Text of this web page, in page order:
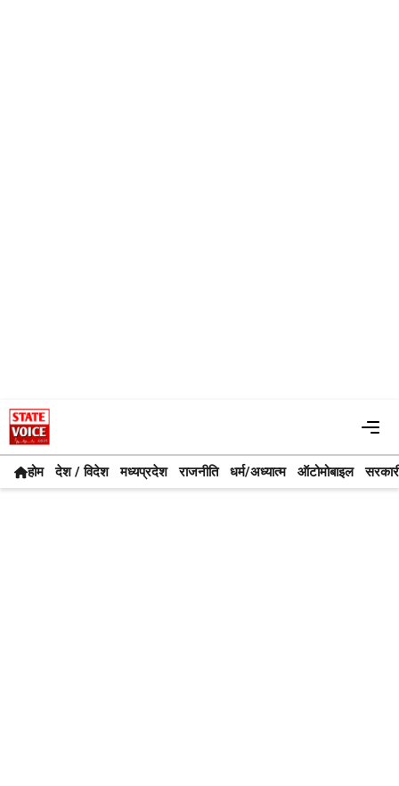
Skip
to
content
होम देश / विदेश मध्यप्रदेश राजनीति धर्म/अध्यात्म ऑटोमोबाइल